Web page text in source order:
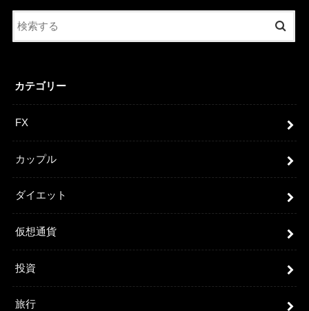
カテゴリー
FX
カップル
ダイエット
仮想通貨
投資
旅行